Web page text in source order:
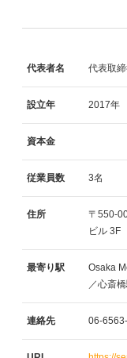
代表者名 代表取
設立年 2017年
資本金
従業員数 3名
住所 〒550-
ビル 3F
最寄り駅
Osaka
／心斎
連絡先 06-